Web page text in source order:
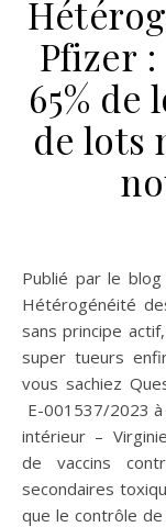
Pfizer :
65% de
de lots
Publié par le blog de Patrice Gibertie, le 1er juillet 2023
Hétérogénéité
sans principe
super tueurs
vous sachiez
E-001537/2023
intérieur –
de vaccins
secondaires
que le contrôle